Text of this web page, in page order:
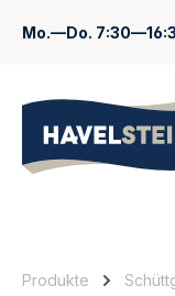
Zur
Mo.—Do.
Zum Inhalt
Produkte